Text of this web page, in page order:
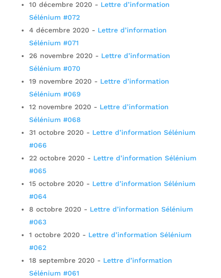
10 décembre 2020 - Lettre d’information
Sélénium #072
4 décembre 2020 - Lettre d’information
Sélénium #071
26 novembre 2020 - Lettre d’information
Sélénium #070
19 novembre 2020 - Lettre d’information
Sélénium #069
12 novembre 2020 - Lettre d’information
Sélénium #068
31 octobre 2020 - Lettre d’information Sélénium
#066
22 octobre 2020 - Lettre d’information Sélénium
#065
15 octobre 2020 - Lettre d’information Sélénium
#064
8 octobre 2020 - Lettre d’information Sélénium
#063
1 octobre 2020 - Lettre d’information Sélénium
#062
18 septembre 2020 - Lettre d’information
Sélénium #061